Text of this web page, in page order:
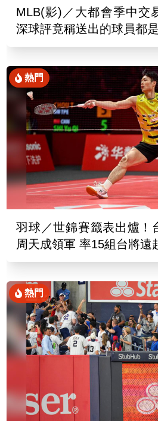
MLB(影)／大都會季中交
深球評竟稱送出的球員都是
熱門
羽球／世錦賽籤表出爐！
周天成領軍 率15組
熱門